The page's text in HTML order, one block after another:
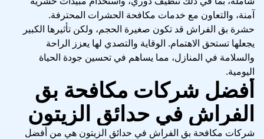
آمنة، والتعاون مع خدمات مكافحة الحشرات المحترفة.
حشرة بق الفراش قد تكون صغيرة الحجم، ولكن تأثيرها الكبير
يجعلها تستحق الاهتمام. الوقاية والتصدي لها يعزز الراحة
والسلامة في المنازل، مما يساهم في تحسين جودة الحياة
اليومية.
أفضل شركات مكافحة بق
الفراش في حدائق الزيتون
شركات مكافحة بق الفراش في حدائق الزيتون هي من أفضل